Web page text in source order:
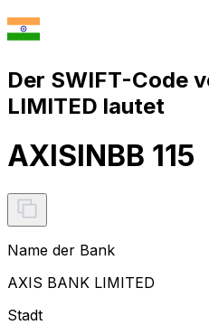
Der SWIFT-Code
LIMITED lautet
AXISINBB 115
Name der Bank
AXIS BANK LIMITED
Stadt